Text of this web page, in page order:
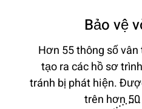
Bảo vệ
Hơn 55 thông số
tạo ra các hồ sơ
tránh bị phát hiện.
trên hơn